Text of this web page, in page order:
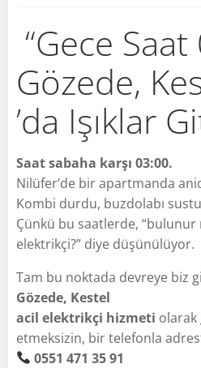
“Gece
Gözede,
’da Işıklar
Saat sabaha karşı 03:00.
Nilüfer’de bir apartmanda
Kombi durdu, buzdolabı
Çünkü bu saatlerde,
elektrikçi?” diye düşünülüyor.
Tam bu noktada devreye biz
Gözede, Kestel
acil elektrikçi hizmeti olarak
etmeksizin, bir telefonla
0551 471 35 91